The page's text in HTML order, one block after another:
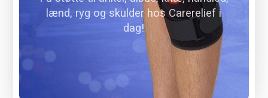
lænd, ryg og skulder hos Carerelief i
dag!